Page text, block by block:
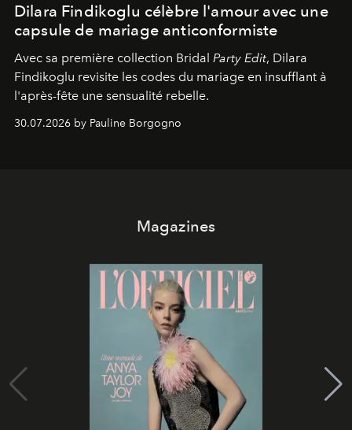
Dilara Findikoglu célèbre l'amour avec une
capsule de mariage anticonformiste
Avec sa première collection Bridal Party Edit, Dilara
Findikoglu revisite les codes du mariage en insufflant à
l'après-fête une sensualité rebelle.
30.07.2026 by Pauline Borgogno
Magazines